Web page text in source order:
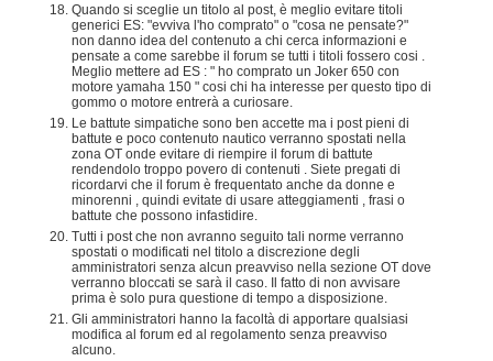
Quando si sceglie un titolo al post, è meglio evitare titoli
generici ES: "evviva l'ho comprato" o "cosa ne pensate?"
non danno idea del contenuto a chi cerca informazioni e
pensate a come sarebbe il forum se tutti i titoli fossero cosi .
Meglio mettere ad ES : " ho comprato un Joker 650 con
motore yamaha 150 " cosi chi ha interesse per questo tipo di
gommo o motore entrerà a curiosare.
Le battute simpatiche sono ben accette ma i post pieni di
battute e poco contenuto nautico verranno spostati nella
zona OT onde evitare di riempire il forum di battute
rendendolo troppo povero di contenuti . Siete pregati di
ricordarvi che il forum è frequentato anche da donne e
minorenni , quindi evitate di usare atteggiamenti , frasi o
battute che possono infastidire.
Tutti i post che non avranno seguito tali norme verranno
spostati o modificati nel titolo a discrezione degli
amministratori senza alcun preavviso nella sezione OT dove
verranno bloccati se sarà il caso. Il fatto di non avvisare
prima è solo pura questione di tempo a disposizione.
Gli amministratori hanno la facoltà di apportare qualsiasi
modifica al forum ed al regolamento senza preavviso
alcuno.